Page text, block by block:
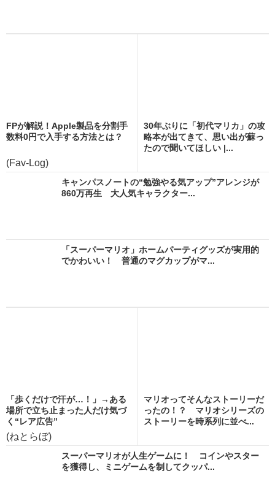
FPが解説！Apple製品を分割手
数料0円で入手する方法とは？
(Fav-Log)
30年ぶりに「初代マリカ」の攻
略本が出てきて、思い出が蘇っ
たので聞いてほしい |...
キャンパスノートの“勉強やる気アップ”アレンジが
860万再生 大人気キャラクター...
「スーパーマリオ」ホームパーティグッズが実用的
でかわいい！ 普通のマグカップがマ...
「歩くだけで汗が…！」→ある
場所で立ち止まった人だけ気づ
く“レア広告”
(ねとらぼ)
マリオってそんなストーリーだ
ったの！？ マリオシリーズの
ストーリーを時系列に並べ...
スーパーマリオが人生ゲームに！ コインやスター
を獲得し、ミニゲームを制してクッパ...